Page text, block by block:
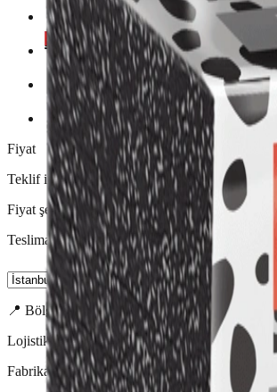
Fiyat
Teklif ile belirlenir
Fiyat şehir ve miktara göre değişir.
Teslimat Şehri
📍 Bölgesel avantaj
Lojistik Minimum · 8cm
Fabrika alımında minimum 1 Kamyon = 840